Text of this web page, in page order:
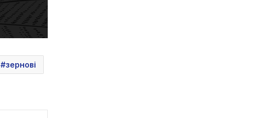
зернові